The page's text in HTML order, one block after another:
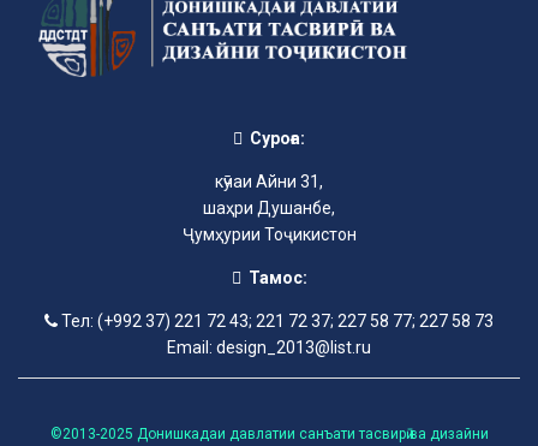
Суроға:
кӯчаи Айни 31,
шаҳри Душанбе,
Ҷумҳурии Тоҷикистон
Тамос:
Тел: (+992 37) 221 72 43; 221 72 37; 227 58 77; 227 58 73
Email: design_2013@list.ru
©2013-2025 Донишкадаи давлатии санъати тасвирӣ ва дизайни